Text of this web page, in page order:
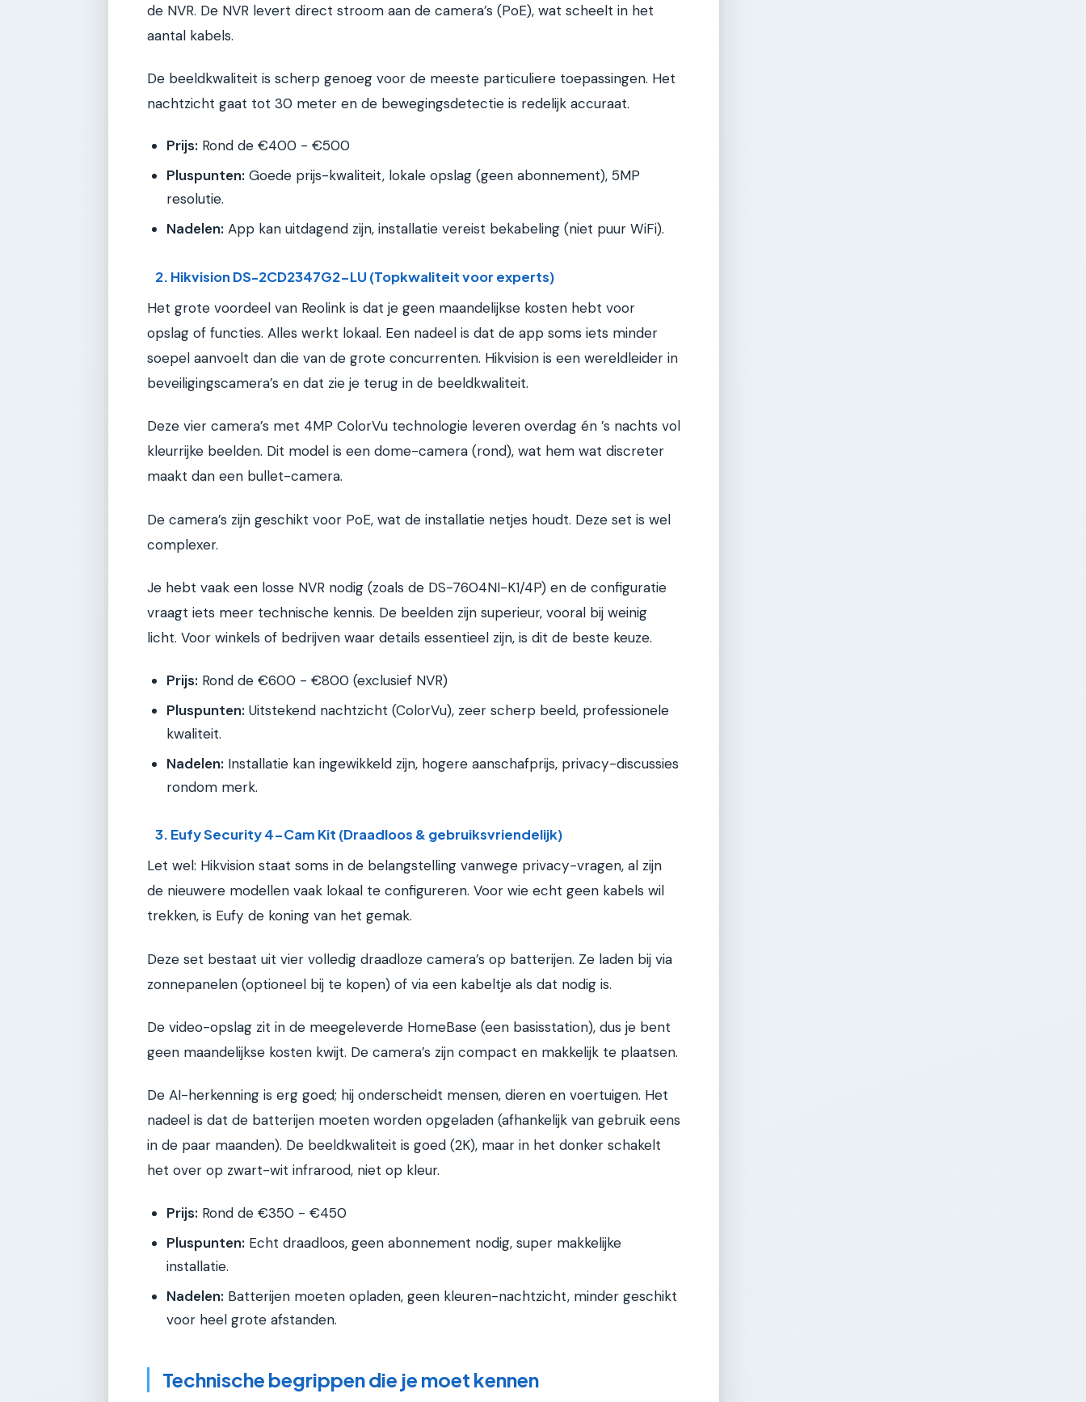
de NVR. De NVR levert direct stroom aan de camera’s (PoE), wat scheelt in het
aantal kabels.
De beeldkwaliteit is scherp genoeg voor de meeste particuliere toepassingen. Het
nachtzicht gaat tot 30 meter en de bewegingsdetectie is redelijk accuraat.
Prijs: Rond de €400 - €500
Pluspunten: Goede prijs-kwaliteit, lokale opslag (geen abonnement), 5MP
resolutie.
Nadelen: App kan uitdagend zijn, installatie vereist bekabeling (niet puur WiFi).
2. Hikvision DS-2CD2347G2-LU (Topkwaliteit voor experts)
Het grote voordeel van Reolink is dat je geen maandelijkse kosten hebt voor
opslag of functies. Alles werkt lokaal. Een nadeel is dat de app soms iets minder
soepel aanvoelt dan die van de grote concurrenten. Hikvision is een wereldleider in
beveiligingscamera’s en dat zie je terug in de beeldkwaliteit.
Deze vier camera’s met 4MP ColorVu technologie leveren overdag én ’s nachts vol
kleurrijke beelden. Dit model is een dome-camera (rond), wat hem wat discreter
maakt dan een bullet-camera.
De camera’s zijn geschikt voor PoE, wat de installatie netjes houdt. Deze set is wel
complexer.
Je hebt vaak een losse NVR nodig (zoals de DS-7604NI-K1/4P) en de configuratie
vraagt iets meer technische kennis. De beelden zijn superieur, vooral bij weinig
licht. Voor winkels of bedrijven waar details essentieel zijn, is dit de beste keuze.
Prijs: Rond de €600 - €800 (exclusief NVR)
Pluspunten: Uitstekend nachtzicht (ColorVu), zeer scherp beeld, professionele
kwaliteit.
Nadelen: Installatie kan ingewikkeld zijn, hogere aanschafprijs, privacy-discussies
rondom merk.
3. Eufy Security 4-Cam Kit (Draadloos & gebruiksvriendelijk)
Let wel: Hikvision staat soms in de belangstelling vanwege privacy-vragen, al zijn
de nieuwere modellen vaak lokaal te configureren. Voor wie echt geen kabels wil
trekken, is Eufy de koning van het gemak.
Deze set bestaat uit vier volledig draadloze camera’s op batterijen. Ze laden bij via
zonnepanelen (optioneel bij te kopen) of via een kabeltje als dat nodig is.
De video-opslag zit in de meegeleverde HomeBase (een basisstation), dus je bent
geen maandelijkse kosten kwijt. De camera’s zijn compact en makkelijk te plaatsen.
De AI-herkenning is erg goed; hij onderscheidt mensen, dieren en voertuigen. Het
nadeel is dat de batterijen moeten worden opgeladen (afhankelijk van gebruik eens
in de paar maanden). De beeldkwaliteit is goed (2K), maar in het donker schakelt
het over op zwart-wit infrarood, niet op kleur.
Prijs: Rond de €350 - €450
Pluspunten: Echt draadloos, geen abonnement nodig, super makkelijke
installatie.
Nadelen: Batterijen moeten opladen, geen kleuren-nachtzicht, minder geschikt
voor heel grote afstanden.
Technische begrippen die je moet kennen